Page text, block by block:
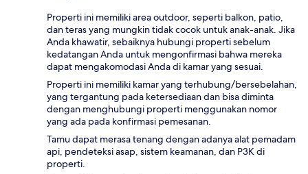
Properti ini memiliki area outdoor, seperti balkon, patio,
dan teras yang mungkin tidak cocok untuk anak-anak. Jika
Anda khawatir, sebaiknya hubungi properti sebelum
kedatangan Anda untuk mengonfirmasi bahwa mereka
dapat mengakomodasi Anda di kamar yang sesuai.
Properti ini memiliki kamar yang terhubung/bersebelahan,
yang tergantung pada ketersediaan dan bisa diminta
dengan menghubungi properti menggunakan nomor
yang ada pada konfirmasi pemesanan.
Tamu dapat merasa tenang dengan adanya alat pemadam
api, pendeteksi asap, sistem keamanan, dan P3K di
properti.